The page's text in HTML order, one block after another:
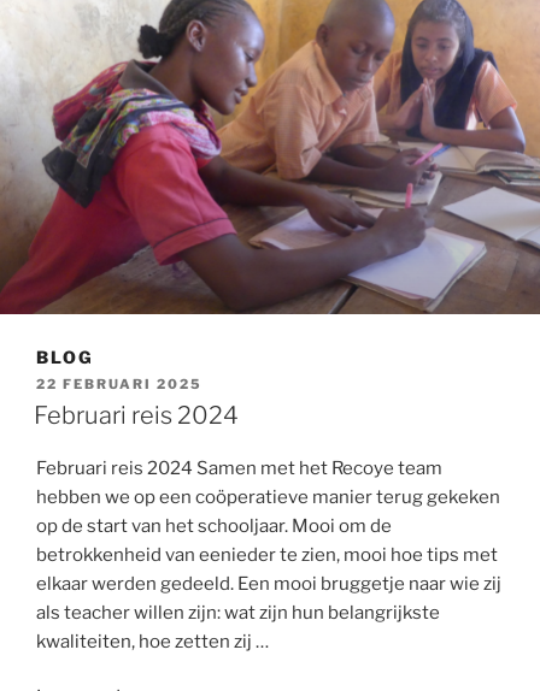
BLOG
GEPLAATST
OP
22 FEBRUARI 2025
Februari reis 2024
Februari reis 2024 Samen met het Recoye team
hebben we op een coöperatieve manier terug gekeken
op de start van het schooljaar. Mooi om de
betrokkenheid van eenieder te zien, mooi hoe tips met
elkaar werden gedeeld. Een mooi bruggetje naar wie zij
als teacher willen zijn: wat zijn hun belangrijkste
kwaliteiten, hoe zetten zij …